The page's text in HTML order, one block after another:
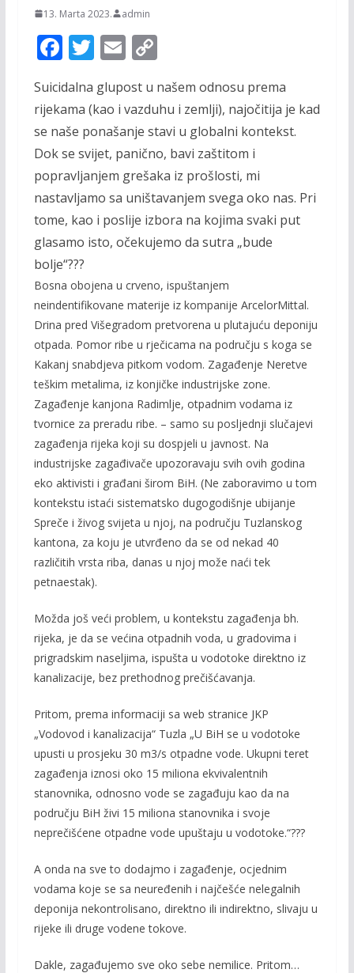
13. Marta 2023. admin
F
e
b
o
o
k
T
itt
er
E
ai
l
C
p
y
Li
n
k
Suicidalna glupost u našem odnosu prema
rijekama (kao i vazduhu i zemlji), najočitija je kad
se naše ponašanje stavi u globalni kontekst.
Dok se svijet, panično, bavi zaštitom i
popravljanjem grešaka iz prošlosti, mi
nastavljamo sa uništavanjem svega oko nas. Pri
tome, kao i poslije izbora na kojima svaki put
glasamo isto, očekujemo da sutra „bude
bolje“???
Bosna obojena u crveno, ispuštanjem
neindentifikovane materije iz kompanije ArcelorMittal.
Drina pred Višegradom pretvorena u plutajuću deponiju
otpada. Pomor ribe u rječicama na području s koga se
Kakanj snabdjeva pitkom vodom. Zagađenje Neretve
teškim metalima, iz konjičke industrijske zone.
Zagađenje kanjona Radimlje, otpadnim vodama iz
tvornice za preradu ribe. – samo su posljednji slučajevi
zagađenja rijeka koji su dospjeli u javnost. Na
industrijske zagađivače upozoravaju svih ovih godina
eko aktivisti i građani širom BiH. (Ne zaboravimo u tom
kontekstu istaći sistematsko dugogodišnje ubijanje
Spreče i živog svijeta u njoj, na području Tuzlanskog
kantona, za koju je utvrđeno da se od nekad 40
različitih vrsta riba, danas u njoj može naći tek
petnaestak).
Možda još veći problem, u kontekstu zagađenja bh.
rijeka, je da se većina otpadnih voda, u gradovima i
prigradskim naseljima, ispušta u vodotoke direktno iz
kanalizacije, bez prethodnog prečišćavanja.
Pritom, prema informaciji sa web stranice JKP
„Vodovod i kanalizacija“ Tuzla „U BiH se u vodotoke
upusti u prosjeku 30 m3/s otpadne vode. Ukupni teret
zagađenja iznosi oko 15 miliona ekvivalentnih
stanovnika, odnosno vode se zagađuju kao da na
području BiH živi 15 miliona stanovnika i svoje
neprečišćene otpadne vode upuštaju u vodotoke.“???
A onda na sve to dodajmo i zagađenje, ocjednim
vodama koje se sa neuređenih i najčešće nelegalnih
deponija nekontrolisano, direktno ili indirektno, slivaju u
rijeke ili druge vodene tokove.
Dakle, zagađujemo sve oko sebe nemilice. Pritom…